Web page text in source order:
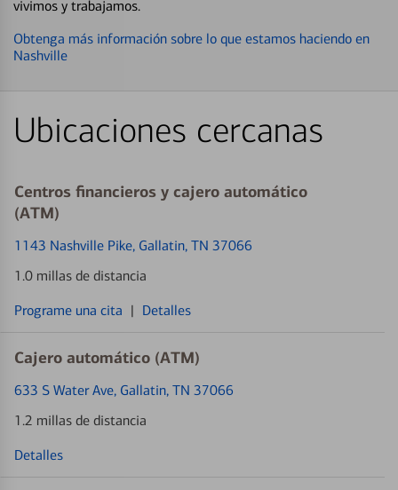
vivimos y trabajamos.
Obtenga más información sobre lo que estamos haciendo en
Nashville
Ubicaciones cercanas
Centros financieros y cajero automático
(ATM)
1143 Nashville Pike, Gallatin, TN 37066
1.0 millas de distancia
Programe una cita | Detalles
Cajero automático (ATM)
633 S Water Ave, Gallatin, TN 37066
1.2 millas de distancia
Detalles